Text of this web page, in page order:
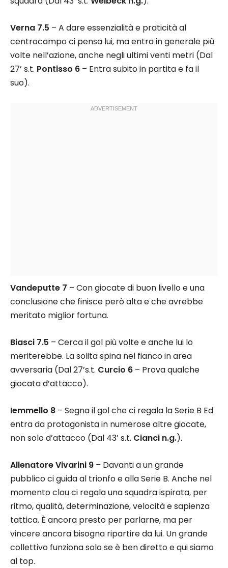
Verna 7.5 – A dare essenzialità e praticità al
centrocampo ci pensa lui, ma entra in generale più
volte nell’azione, anche negli ultimi venti metri (Dal
27’ s.t. Pontisso 6 – Entra subito in partita e fa il
suo).
Vandeputte 7 – Con giocate di buon livello e una
conclusione che finisce però alta e che avrebbe
meritato miglior fortuna.
Biasci 7.5 – Cerca il gol più volte e anche lui lo
meriterebbe. La solita spina nel fianco in area
avversaria (Dal 27’s.t. Curcio 6 – Prova qualche
giocata d’attacco).
Iemmello 8 – Segna il gol che ci regala la Serie B Ed
entra da protagonista in numerose altre giocate,
non solo d’attacco (Dal 43’ s.t. Cianci n.g.).
Allenatore Vivarini 9 – Davanti a un grande
pubblico ci guida al trionfo e alla Serie B. Anche nel
momento clou ci regala una squadra ispirata, per
ritmo, qualità, determinazione, velocità e sapienza
tattica. È ancora presto per parlarne, ma per
vincere ancora bisogna ripartire da lui. Un grande
collettivo funziona solo se è ben diretto e qui siamo
al top.